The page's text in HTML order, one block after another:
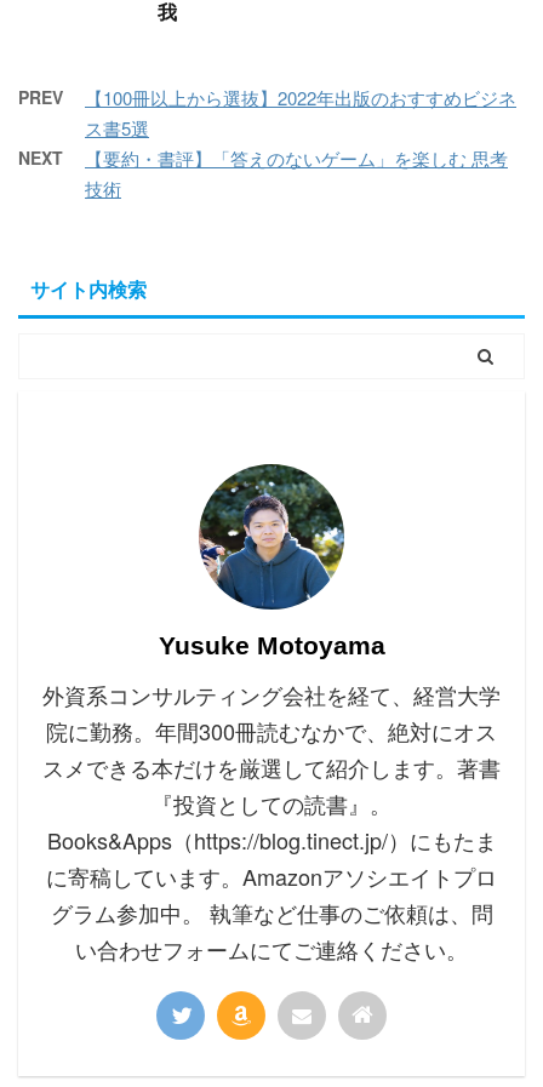
我
PREV
【100冊以上から選抜】2022年出版のおすすめビジネ
ス書5選
NEXT
【要約・書評】「答えのないゲーム」を楽しむ 思考
技術
サイト内検索
Yusuke Motoyama
外資系コンサルティング会社を経て、経営大学
院に勤務。年間300冊読むなかで、絶対にオス
スメできる本だけを厳選して紹介します。著書
『投資としての読書』。
Books&Apps（https://blog.tinect.jp/）にもたま
に寄稿しています。Amazonアソシエイトプロ
グラム参加中。 執筆など仕事のご依頼は、問
い合わせフォームにてご連絡ください。